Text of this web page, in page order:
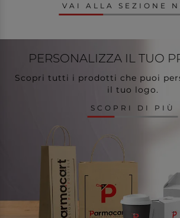
VAI ALLA SEZIONE
PERSONALIZZA IL TUO
Scopri tutti i prodotti che puoi
il tuo logo.
SCOPRI DI PIÙ